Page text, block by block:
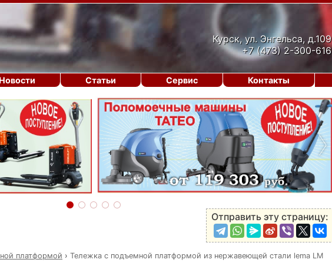
Курск, ул. Энгельса, д.109
+7 (473) 2-300-616
›
Отправить эту страницу:
платформой › Тележка с подъемной платформой из нержавеющей стали lema LM
Новости Статьи Сервис Контакты